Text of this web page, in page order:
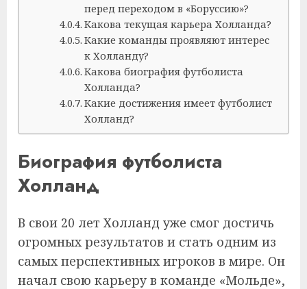
перед переходом в «Боруссию»?
Какова текущая карьера Холланда?
Какие команды проявляют интерес
к Холланду?
Какова биография футболиста
Холланда?
Какие достижения имеет футболист
Холланд?
Биография футболиста
Холланд
В свои 20 лет Холланд уже смог достичь
огромных результатов и стать одним из
самых перспективных игроков в мире. Он
начал свою карьеру в команде «Мольде»,